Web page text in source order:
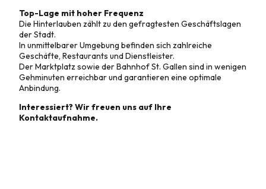
Top-Lage mit hoher Frequenz
Die Hinterlauben zählt zu den gefragtesten Geschäftslagen
der Stadt.
In unmittelbarer Umgebung befinden sich zahlreiche
Geschäfte, Restaurants und Dienstleister.
Der Marktplatz sowie der Bahnhof St. Gallen sind in wenigen
Gehminuten erreichbar und garantieren eine optimale
Anbindung.
Interessiert? Wir freuen uns auf Ihre
Kontaktaufnahme.